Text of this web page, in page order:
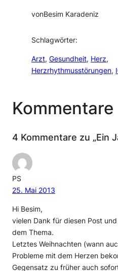
vonBesim Karadeniz
Schlagwörter:
Arzt, Gesundheit, Herz
Herzrhythmusstörungen,
Kommentare
4 Kommentare zu „Ein
PS
25. Mai 2013
Hi Besim,
vielen Dank für diesen Post
dem Thema.
Letztes Weihnachten (wann
Probleme mit dem Herzen
Gegensatz zu früher auch